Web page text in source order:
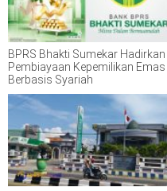
BPRS Bhakti Sumekar Hadirkan
Pembiayaan Kepemilikan Emas
Berbasis Syariah